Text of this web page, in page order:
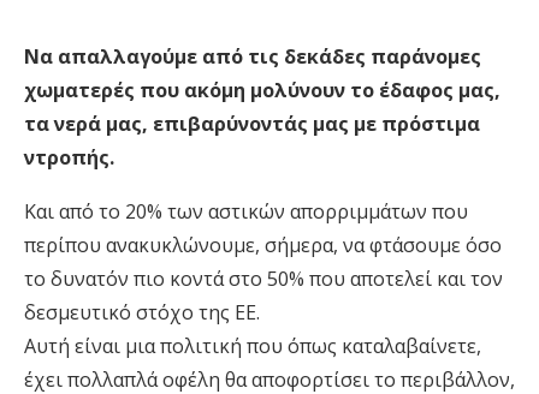
Να απαλλαγούμε από τις δεκάδες παράνομες
χωματερές που ακόμη μολύνουν το έδαφος μας,
τα νερά μας, επιβαρύνοντάς μας με πρόστιμα
ντροπής.
Και από το 20% των αστικών απορριμμάτων που
περίπου ανακυκλώνουμε, σήμερα, να φτάσουμε όσο
το δυνατόν πιο κοντά στο 50% που αποτελεί και τον
δεσμευτικό στόχο της ΕΕ.
Αυτή είναι μια πολιτική που όπως καταλαβαίνετε,
έχει πολλαπλά οφέλη θα αποφορτίσει το περιβάλλον,